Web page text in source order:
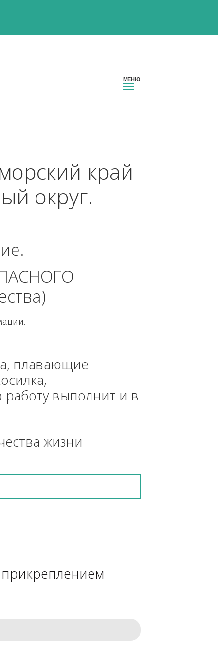
край
округ.
плавающие
работу выполнит и в
с прикреплением